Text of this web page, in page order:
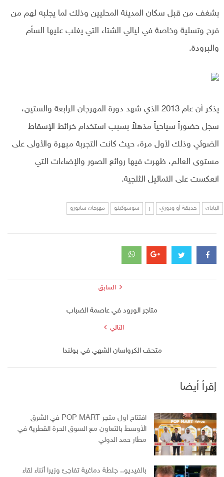
بشغف من قبل سكان المدينة المحليين وذلك لما يجلبه لهم من
فرح وتسلية وخاصة في ليالي الشتاء التي يغلب عليها السأم
والبرودة.
يذكر أن عام 2013 الذي شهد دورة المهرجان الرابعة والستين،
سجل حضوراً سياحياً مذهلاً بسبب استخدام خرائط الإسقاط
الضوئي وذلك لأول مرة، حيث كانت التجربة مبهرة والأولى على
مستوى العالم، ظهرت فيها روائع الصور والإضاءات التي
انعكست على التماثيل الثلجية.
اليابان حديقة أو ودوري ر سوسوكينو مهرجان سابورو
السابق
متاجر الورود في عاصمة الضباب
التالي
متحف الكرواسان الشهي في بولندا
إقرأ أيضا
افتتاح أول متجر POP MART في الشرق
الأوسط بالتعاون مع السوق الحرة القطرية في
مطار حمد الدولي
بالفيديو.. جلطة دماغية تفاجئ وزيرا أثناء لقاء